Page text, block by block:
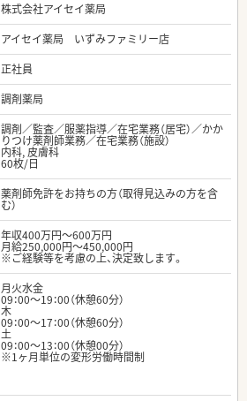
株式会社アイセイ薬局
アイセイ薬局 いずみファミリー店
正社員
調剤薬局
調剤／監査／服薬指導／在宅業務（居宅）／かか
りつけ薬剤師業務／在宅業務（施設）
内科, 皮膚科
60枚/日
薬剤師免許をお持ちの方（取得見込みの方を含
む）
年収400万円～600万円
月給250,000円～450,000円
※ご経験等を考慮の上、決定致します。
月火水金
09：00～19：00（休憩60分）
木
09：00～17：00（休憩60分）
土
09：00～13：00（休憩00分）
※1ヶ月単位の変形労働時間制